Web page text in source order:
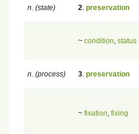
n. (state) 2 preservation
~ condition status
n. (process) 3 preservation
~ fixation fixing